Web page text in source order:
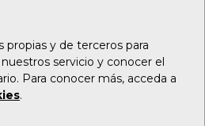
propias y de terceros para
servicio y conocer el
Para conocer más, acceda a
.